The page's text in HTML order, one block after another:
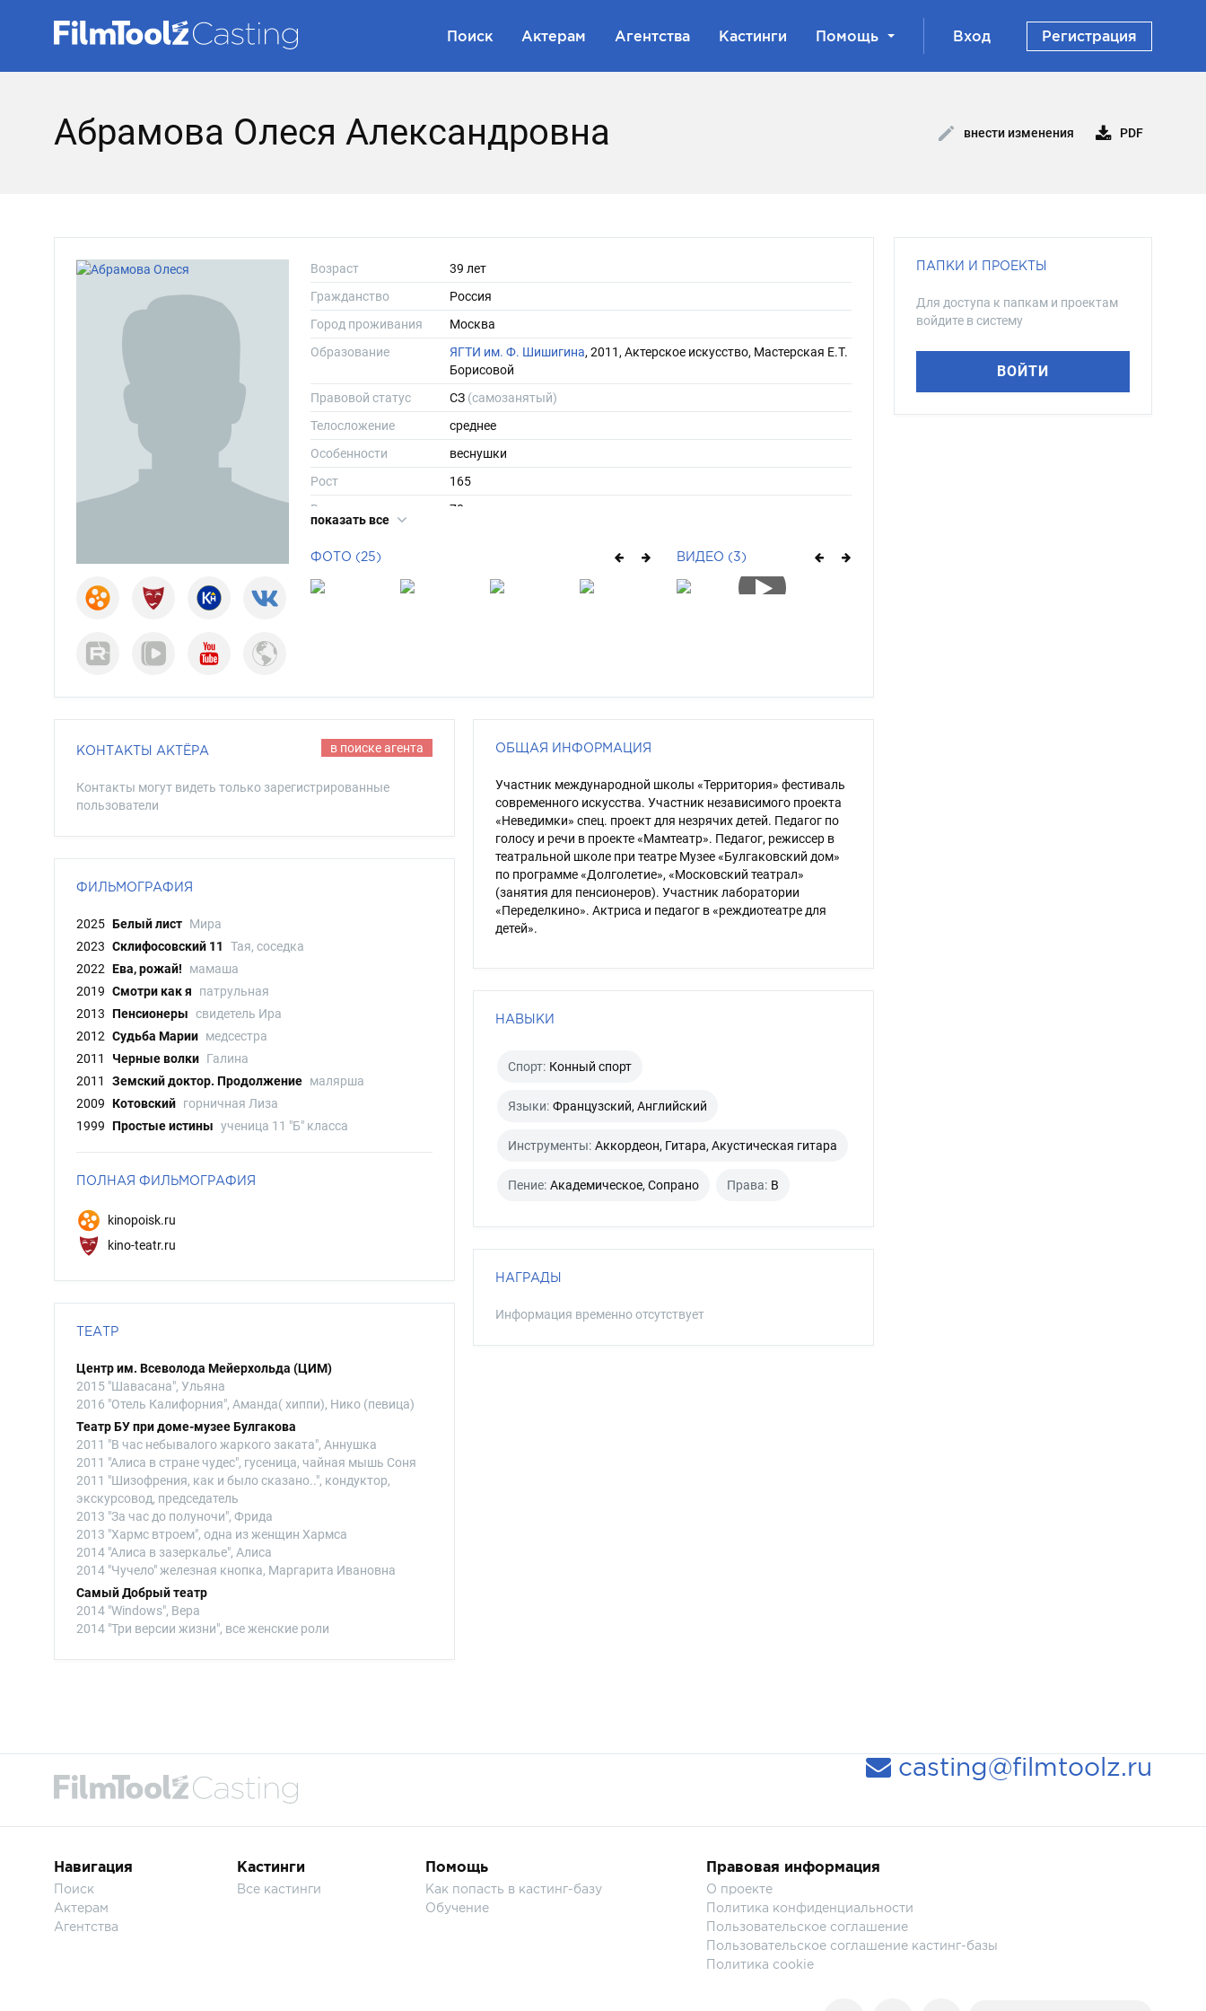
Поиск Актерам Агентства Кастинги Помощь Вход Регистрация
Абрамова Олеся Александровна внести изменения PDF
Возраст
39 лет
Гражданство
Россия
Город проживания
Москва
Образование
ЯГТИ им. Ф. Шишигина, 2011, Актерское искусство, Мастерская Е.Т.
Борисовой
Правовой статус
СЗ (самозанятый)
Телосложение
среднее
Особенности
веснушки
Рост
165
Вес
70
Размер обуви
Длина волос
средние
показать все
ФОТО (25) ВИДЕО (3)
КОНТАКТЫ АКТЁРА в поиске агента
Контакты могут видеть только зарегистрированные
пользователи
ФИЛЬМОГРАФИЯ
2025 Белый лист Мира
2023 Склифосовский 11
Тая, соседка
2022 Ева, рожай!
мамаша
2019 Смотри как я
патрульная
2013
Пенсионеры свидетель Ира
2012 Судьба Марии медсестра
2011
Черные волки Галина
2011
Земский доктор. Продолжение малярша
2009
Котовский горничная Лиза
1999
Простые истины ученица 11 "Б" класса
ПОЛНАЯ ФИЛЬМОГРАФИЯ
kinopoisk.ru
kino-teatr.ru
ТЕАТР
Центр им. Всеволода Мейерхольда (ЦИМ)
2015 "Шавасана", Ульяна
2016 "Отель Калифорния", Аманда( хиппи), Нико (певица)
Театр БУ при доме-музее Булгакова
2011 "В час небывалого жаркого заката", Аннушка
2011 "Алиса в стране чудес", гусеница, чайная мышь Соня
2011 "Шизофрения, как и было сказано..", кондуктор,
экскурсовод, председатель
2013 "За час до полуночи", Фрида
2013 "Хармс втроем", одна из женщин Хармса
2014 "Алиса в зазеркалье", Алиса
2014 "Чучело" железная кнопка, Маргарита Ивановна
Самый Добрый театр
2014 "Windows", Вера
2014 "Три версии жизни", все женские роли
ОБЩАЯ ИНФОРМАЦИЯ
Участник международной школы «Территория» фестиваль
современного искусства. Участник независимого проекта
«Неведимки» спец. проект для незрячих детей. Педагог по
голосу и речи в проекте «Мамтеатр». Педагог, режиссер в
театральной школе при театре Музее «Булгаковский дом»
по программе «Долголетие», «Московский театрал»
(занятия для пенсионеров). Участник лаборатории
«Переделкино». Актриса и педагог в «реждиотеатре для
детей».
НАВЫКИ
Спорт: Конный спорт
Языки: Французский, Английский
Инструменты: Аккордеон, Гитара, Акустическая гитара
Пение: Академическое, Сопрано Права: B
НАГРАДЫ
Информация временно отсутствует
ПАПКИ И ПРОЕКТЫ
Для доступа к папкам и проектам
войдите в систему
ВОЙТИ
casting@filmtoolz.ru
Навигация
Поиск
Актерам
Агентства
Кастинги
Все кастинги
Помощь
Как попасть в кастинг-базу
Обучение
Правовая информация
О проекте
Политика конфиденциальности
Пользовательское соглашение
Пользовательское соглашение кастинг-базы
Политика cookie